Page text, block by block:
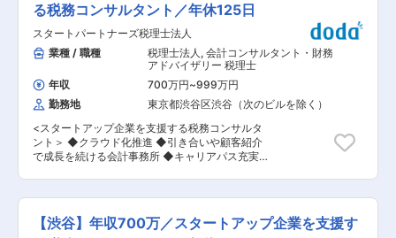
更の範囲：会社の定める業務
です。 ■組織構成： 配属予定の監査課（1〜3
課）は正社員・パート含めて約30名で構成されて
います。新卒や業界未経験者から、業界30年超の
ベテランまで、年齢も性別も経験も様々な方々が
ローや他部署との連携方法を覚えていただき、
徐々に経験やスキルを発揮しただくことを想定し
ています。 ・基本的に担当者は入力をしない方針
です。 ・顧問先の自計化・自動化の推進、
STREAMEDなども活用しています。 ・慣れたら
順次担当を増やしていきます。 ・巡回時に不安が
ですのでご安心ください。 ■当社について：
1988年創業。海に近い横浜駅のオフィスで、中
経営のプロ集団、それがベイヒルズ税理士法人で
ックス×週1在宅可で生活リズムを整えながら、会
計職として長期的に働ける環境が魅力です。（予
定に合わせて午前在宅・午後出社も可能♪） 【将
来も役立つスキルが身につく】クラウド会計や相
続案件に携われて、未経験から市場価値の高い専
門性を習得可能です ■業務概要： 税務会計スタ
ッフとして、以下の税務会計業務を担当していた
だきます。 ・顧問先の監査対応 ・会計データ確
認、修正 ・税務申告書等作成 ・その他税理士補
助業務 ■本ポジションの特徴： ・マネーフォワ
ードなど最新クラウド会計システムを導入し、業
務効率化を推進しています。 ・顧客対応以外はオ
フィスカジュアルでの勤務です。 ・フリーアドレ
境が整っています。 ■入社後の流れ： まずは先
輩の補助業務からスタートし、会計データ入力や
る税務コンサルタント／年休125日
スタートパートナーズ税理士法人
業種 / 職種
税理士法人 , 会計コンサルタント・財務
アドバイザリー 税理士
年収
700万円~999万円
勤務地
東京都渋谷区渋谷（次のビルを除く）
<スタートアップ企業を支援する税務コンサルタ
ント＞ ◆クラウド化推進 ◆引き合いや顧客紹介
で成長を続ける会計事務所 ◆キャリアパス充実／
勤なし 経営者との関係性をガッチリ構築し、経営
者の決断を最適解へと導く『税務コンサルタン
ト』を募集します。 私たちが向き合うのは、まさ
【渋谷】年収700万／スタートアップ企業を支援す